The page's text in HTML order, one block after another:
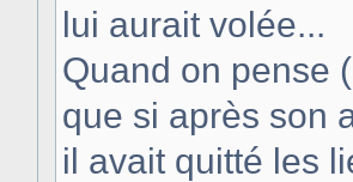
lui aurait volée...
Quand on pense
que si après son
il avait quitté les